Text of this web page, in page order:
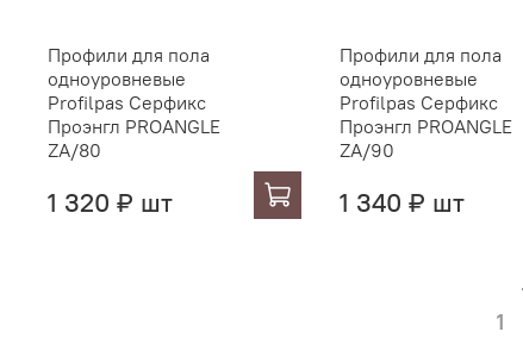
Профили для пола
одноуровневые
Profilpas Серфикс
Проэнгл PROANGLE
ZA/80
1 320 ₽ шт
Профили для пола
одноуровневые
Profilpas Серфикс
Проэнгл PROANGLE
ZA/90
1 340 ₽ шт
1